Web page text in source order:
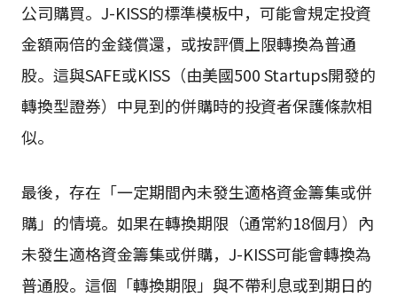
公司購買。J-KISS的標準模板中，可能會規定投資
金額兩倍的金錢償還，或按評價上限轉換為普通
股。這與SAFE或KISS（由美國500 Startups開發的
轉換型證券）中見到的併購時的投資者保護條款相
似。
最後，存在「一定期間內未發生適格資金籌集或併
購」的情境。如果在轉換期限（通常約18個月）內
未發生適格資金籌集或併購，J-KISS可能會轉換為
普通股。這個「轉換期限」與不帶利息或到期日的